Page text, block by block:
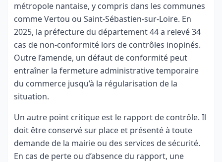
métropole nantaise, y compris dans les communes
comme Vertou ou Saint-Sébastien-sur-Loire. En
2025, la préfecture du département 44 a relevé 34
cas de non-conformité lors de contrôles inopinés.
Outre l’amende, un défaut de conformité peut
entraîner la fermeture administrative temporaire
du commerce jusqu’à la régularisation de la
situation.
Un autre point critique est le rapport de contrôle. Il
doit être conservé sur place et présenté à toute
demande de la mairie ou des services de sécurité.
En cas de perte ou d’absence du rapport, une